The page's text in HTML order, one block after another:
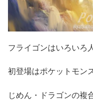
フライゴンはいろいろ
初登場はポケットモン
じめん・ドラゴンの複